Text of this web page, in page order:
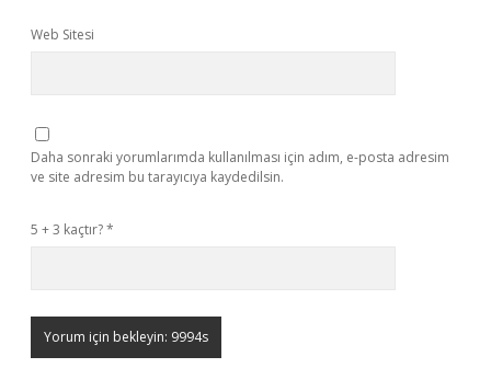
Web Sitesi
Daha sonraki yorumlarımda kullanılması için adım, e-posta adresim
ve site adresim bu tarayıcıya kaydedilsin.
5 + 3 kaçtır?*